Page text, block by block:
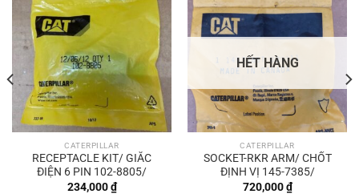
CATERPILLAR
RECEPTACLE KIT/ GIẮC
ĐIỆN 6 PIN 102-8805/
234,000₫
HẾT HÀNG
CATERPILLAR
SOCKET-RKR ARM/ CHỐT
ĐỊNH VỊ 145-7385/
720,000₫